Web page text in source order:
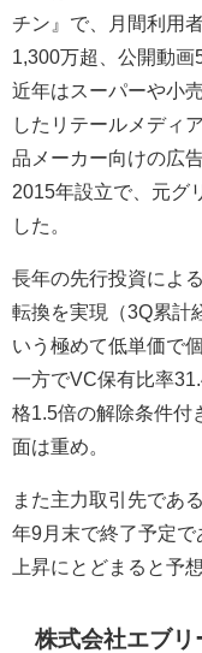
チン』で、月間利用
1,300万超、公開動画
近年はスーパーや小
したリテールメディ
品メーカー向けの広
2015年設立で、元グ
した。
長年の先行投資によ
転換を実現（3Q累計
いう極めて低単価で
一方でVC保有比率
格1.5倍の解除条件付
面は重め。
また主力取引先であ
年9月末で終了予定
上昇にとどまると予
株式会社エブ